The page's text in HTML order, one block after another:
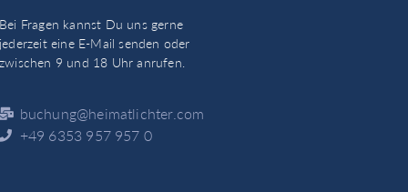
Bei Fragen kannst Du uns gerne
jederzeit eine E-Mail senden oder
zwischen 9 und 18 Uhr anrufen.
buchung@heimatlichter.com
+49 6353 957 957 0